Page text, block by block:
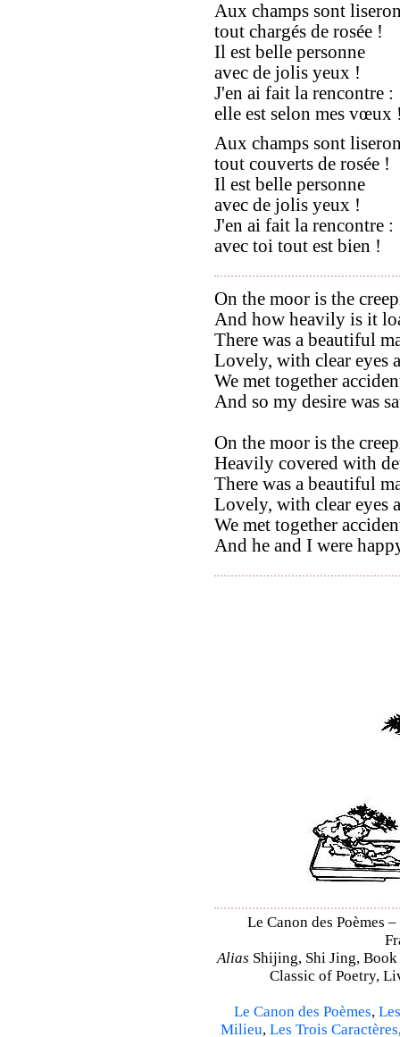
Aux champs sont
tout chargés de rosée !
Il est belle personne
avec de jolis yeux !
J'en ai fait la rencontre :
elle est selon mes vœux
Aux champs sont
tout couverts de rosée !
Il est belle personne
avec de jolis yeux !
J'en ai fait la rencontre :
avec toi tout est bien !
On the moor is the
And how heavily is it
There was a beautiful
Lovely, with clear eyes
We met together
And so my desire was
On the moor is the
Heavily covered with
There was a beautiful
Lovely, with clear eyes
We met together
And he and I were
Le Canon des Poèmes
Alias Shijing, Shi Jing,
Classic of Poetry,
Le Canon des Poèmes,
Milieu, Les Trois Caractères